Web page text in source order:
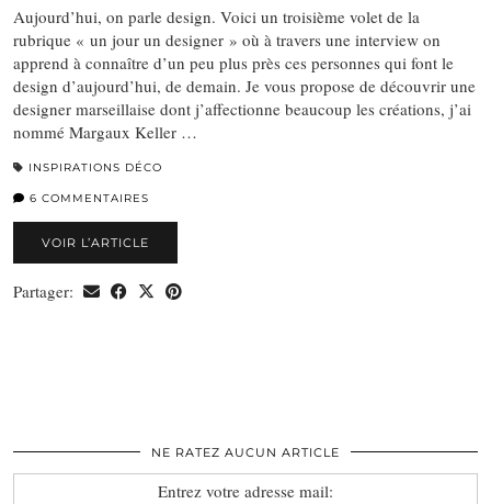
Aujourd’hui, on parle design. Voici un troisième volet de la
rubrique « un jour un designer » où à travers une interview on
apprend à connaître d’un peu plus près ces personnes qui font le
design d’aujourd’hui, de demain. Je vous propose de découvrir une
designer marseillaise dont j’affectionne beaucoup les créations, j’ai
nommé Margaux Keller …
INSPIRATIONS DÉCO
6 COMMENTAIRES
VOIR L’ARTICLE
Partager:
NE RATEZ AUCUN ARTICLE
Entrez votre adresse mail: